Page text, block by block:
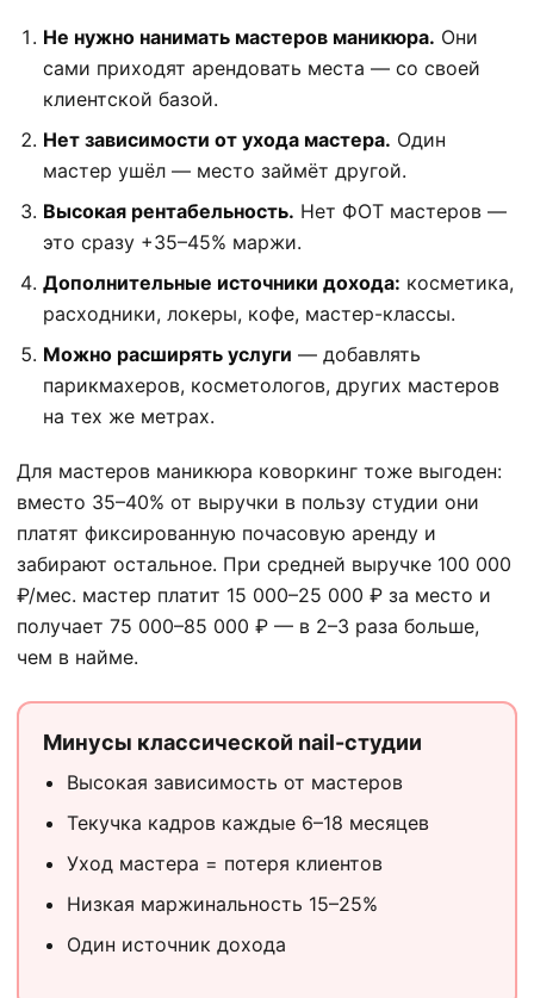
Не нужно нанимать мастеров маникюра. Они
сами приходят арендовать места — со своей
клиентской базой.
Нет зависимости от ухода мастера. Один
мастер ушёл — место займёт другой.
Высокая рентабельность. Нет ФОТ мастеров —
это сразу +35–45% маржи.
Дополнительные источники дохода: косметика,
расходники, локеры, кофе, мастер-классы.
Можно расширять услуги — добавлять
парикмахеров, косметологов, других мастеров
на тех же метрах.
Для мастеров маникюра коворкинг тоже выгоден:
вместо 35–40% от выручки в пользу студии они
платят фиксированную почасовую аренду и
забирают остальное. При средней выручке 100 000
₽/мес. мастер платит 15 000–25 000 ₽ за место и
получает 75 000–85 000 ₽ — в 2–3 раза больше,
чем в найме.
Минусы классической nail-студии
Высокая зависимость от мастеров
Текучка кадров каждые 6–18 месяцев
Уход мастера = потеря клиентов
Низкая маржинальность 15–25%
Один источник дохода